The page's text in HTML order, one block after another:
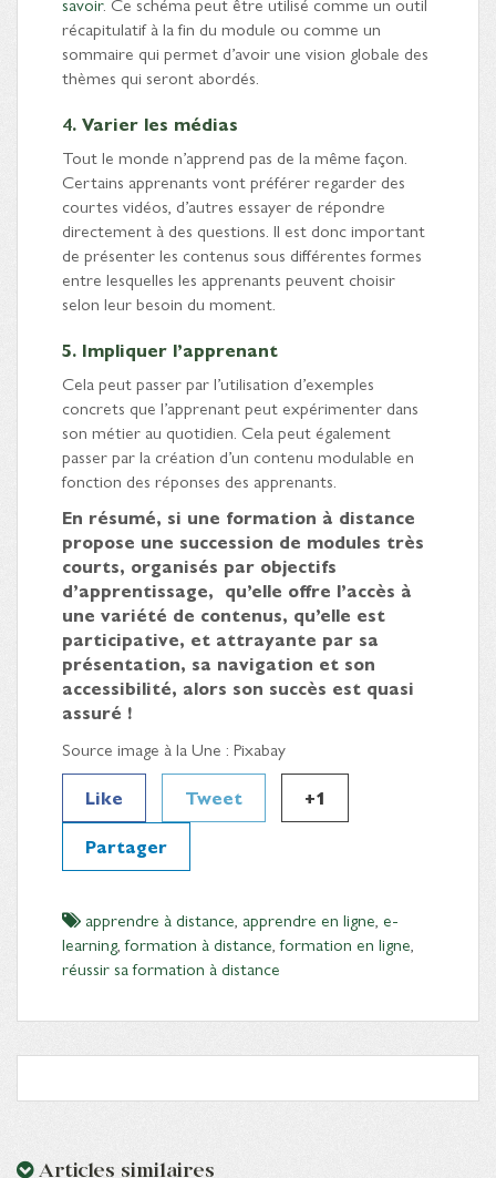
récapitulatif à la fin du module ou comme un
sommaire qui permet d’avoir une vision globale des
thèmes qui seront abordés.
4. Varier les médias
Tout le monde n’apprend pas de la même façon.
Certains apprenants vont préférer regarder des
courtes vidéos, d’autres essayer de répondre
directement à des questions. Il est donc important
de présenter les contenus sous différentes formes
entre lesquelles les apprenants peuvent choisir
selon leur besoin du moment.
5. Impliquer l’apprenant
Cela peut passer par l’utilisation d’exemples
concrets que l’apprenant peut expérimenter dans
son métier au quotidien. Cela peut également
passer par la création d’un contenu modulable en
fonction des réponses des apprenants.
En résumé, si une formation à distance
propose une succession de modules très
courts, organisés par objectifs
d’apprentissage, qu’elle offre l’accès à
une variété de contenus, qu’elle est
participative, et attrayante par sa
présentation, sa navigation et son
accessibilité, alors son succès est quasi
assuré !
Source image à la Une : Pixabay
Like
Tweet
+1
Partager
apprendre à distance, apprendre en ligne, e-
learning,formation à distance,formation en ligne,
réussir sa formation à distance
Articles similaires